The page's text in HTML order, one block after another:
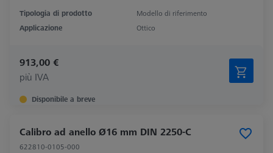
Tipologia di prodotto
Modello di riferimento
Applicazione
Ottico
913,00 €
più IVA
Disponibile a breve
Calibro ad anello Ø16 mm DIN 2250-C
622810-0105-000